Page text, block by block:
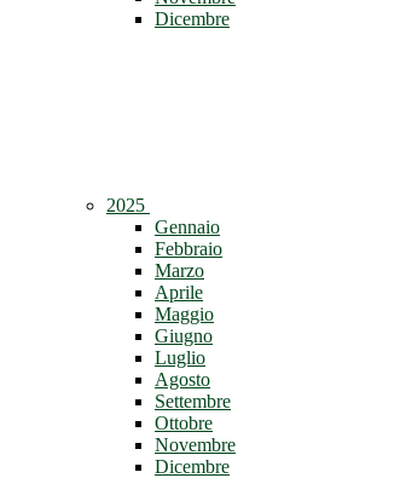
Dicembre
2025
Gennaio
Febbraio
Marzo
Aprile
Maggio
Giugno
Luglio
Agosto
Settembre
Ottobre
Novembre
Dicembre